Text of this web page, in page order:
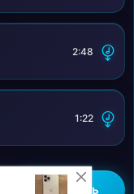
2:48
1:22
Добавить